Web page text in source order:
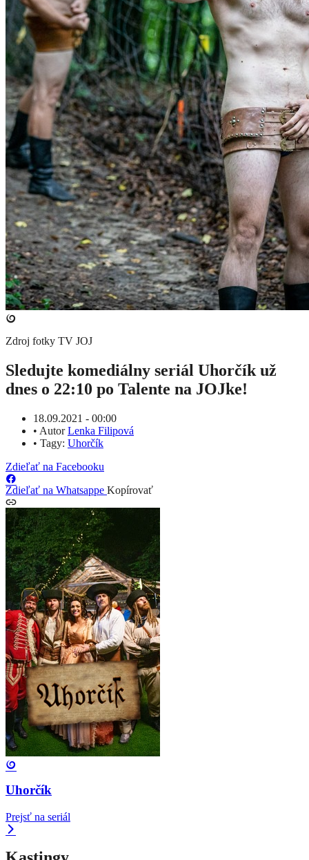
Zdroj fotky TV JOJ
Sledujte komediálny seriál Uhorčík už
dnes o 22:10 po Talente na JOJke!
18.09.2021 - 00:00
• AutorLenka Filipová
• Tagy: Uhorčík
Zdieľať na Facebooku
Zdieľať na Whatsappe Kopírovať
Uhorčík
Prejsť na seriál